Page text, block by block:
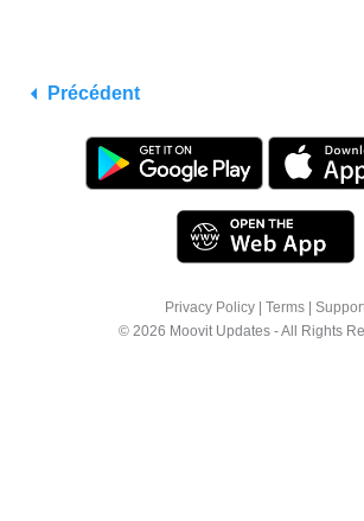
Précédent
Privacy Policy Terms
© 2026 Moovit Updates - All Rights